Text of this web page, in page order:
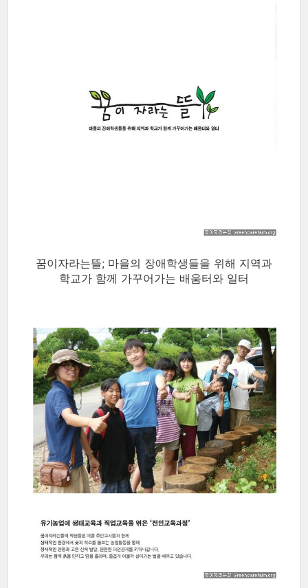
꿈이자라는뜰; 마을의 장애학생들을 위해 지역과
학교가 함께 가꾸어가는 배움터와 일터